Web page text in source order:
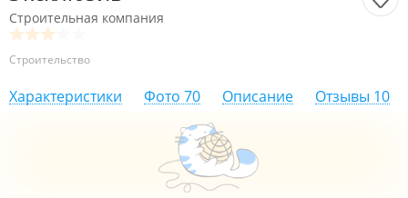
Строительная компания
Строительство
Характеристики Фото 70 Описание Отзывы 10